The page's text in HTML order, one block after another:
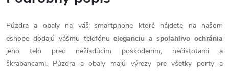
Púzdra a obaly na váš smartphone ktoré nájdete na našom
eshope dodajú vášmu telefónueleganciu aspoľahlivo ochránia
jeho telo pred nežiadúcim poškodením, nečistotami a
škrabancami. Púzdra a obaly majú výrezy pre všetky porty a